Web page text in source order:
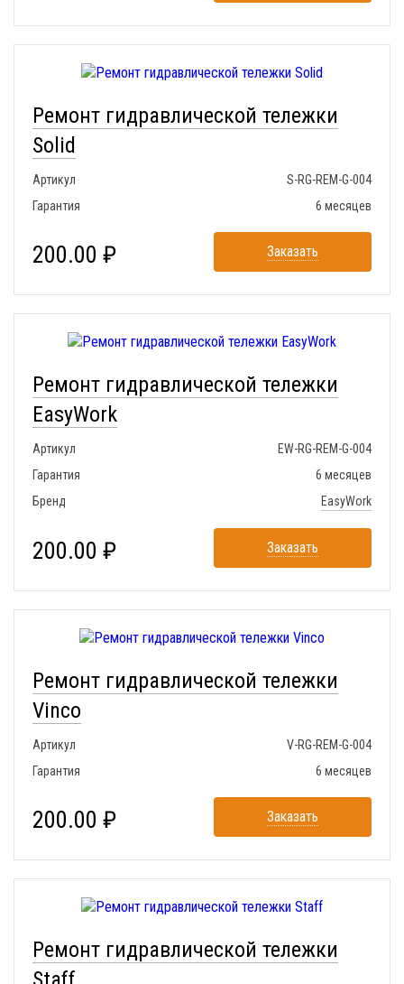
Ремонт гидравлической тележки
Solid
Артикул
S-RG-REM-G-004
Гарантия
6 месяцев
200.00 ₽ Заказать
Ремонт гидравлической тележки
EasyWork
Артикул
EW-RG-REM-G-004
Гарантия
6 месяцев
Бренд
EasyWork
200.00 ₽ Заказать
Ремонт гидравлической тележки
Vinco
Артикул
V-RG-REM-G-004
Гарантия
6 месяцев
200.00 ₽ Заказать
Ремонт гидравлической тележки